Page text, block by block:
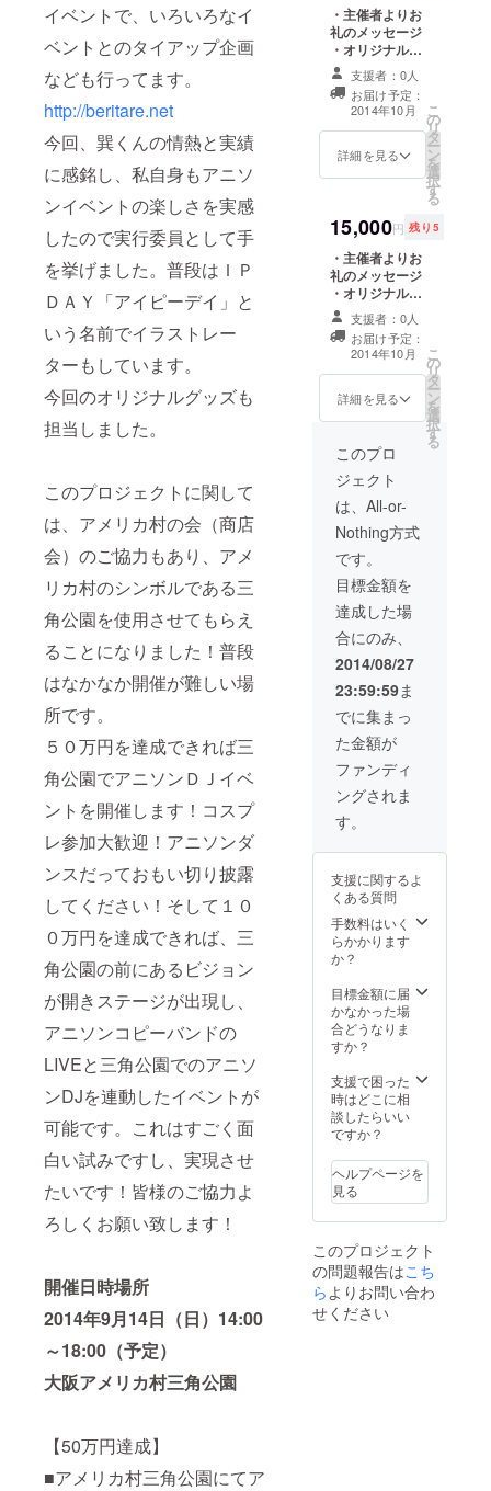
イベントで、いろいろなイ
ベントとのタイアップ企画
なども行ってます。
http://beritare.net
今回、巽くんの情熱と実績
に感銘し、私自身もアニソ
ンイベントの楽しさを実感
したので実行委員として手
を挙げました。普段はＩＰ
ＤＡＹ「アイピーデイ」と
いう名前でイラストレー
ターもしています。
今回のオリジナルグッズも
担当しました。
このプロジェクトに関して
は、アメリカ村の会（商店
会）のご協力もあり、アメ
リカ村のシンボルである三
角公園を使用させてもらえ
ることになりました！普段
はなかなか開催が難しい場
所です。
５０万円を達成できれば三
角公園でアニソンＤＪイベ
ントを開催します！コスプ
レ参加大歓迎！アニソンダ
ンスだっておもい切り披露
してください！そして１０
０万円を達成できれば、三
角公園の前にあるビジョン
が開きステージが出現し、
アニソンコピーバンドの
LIVEと三角公園でのアニソ
ンDJを連動したイベントが
可能です。これはすごく面
白い試みですし、実現させ
たいです！皆様のご協力よ
ろしくお願い致します！
開催日時場所
2014年9月14日（日）14:00
～18:00（予定）
大阪アメリカ村三角公園
【50万円達成】
■アメリカ村三角公園にてア
・主催者よりお
礼のメッセージ
・オリジナルス
テッカー ・「音
もだち」LINEク
リエイターズス
タンプ ・イベン
ト動画エンド
ロールにお名前
掲載 ・オリジナ
ネットクリップ
・オリジナル
トートバッグ ・
当日入場優先権
利 ※イベント当
日に履行される
権利を受け取る
ためのメッセー
ジは9月14日よ
たします。
支援者：0人
お届け予定：
2014年10月
詳細を見る
こ
の
リ
タ
ー
ン
を
選
択
す
る
15,000円 残り5
・主催者よりお
礼のメッセージ
・オリジナルス
テッカー ・「音
もだち」LINEク
リエイターズス
タンプ ・イベン
ト動画エンド
ロールにお名前
掲載 ・オリジナ
オリジナルマグ
ネットクリップ
・オリジナル
トートバッグ ・
当日入場優先権
利 ・当日コスプ
レ更衣室使用権
利 ・当日三角公
園前 甲賀流た
こやき（1船）ア
イスドッグ（1
個） ※当日参加
できない方には
トを郵送。2014
年12月末まで有
効 ※イベント当
日に履行される
権利を受け取る
ためのメッセー
ジは9月14日よ
り前にお送りい
たします。
支援者：0人
お届け予定：
2014年10月
詳細を見る
こ
の
リ
タ
ー
ン
を
選
択
す
る
このプロ
ジェクト
は、All-or-
Nothing方式
です。
目標金額を
達成した場
合にのみ、
2014/08/27
23:59:59ま
でに集まっ
た金額が
ファンディ
ングされま
す。
支援に関するよ
くある質問
手数料はいく
らかかります
か？
目標金額に届
かなかった場
合どうなりま
すか？
支援で困った
時はどこに相
談したらいい
ですか？
ヘルプページを
見る
このプロジェクト
の問題報告はこち
らよりお問い合わ
せください